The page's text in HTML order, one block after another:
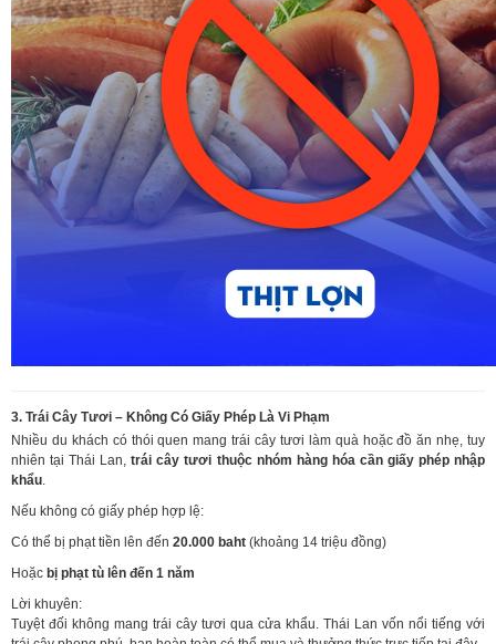
3. Trái Cây Tươi – Không Có Giấy Phép Là Vi Phạm
Nhiều du khách có thói quen mang trái cây tươi làm quà hoặc đồ ăn nhẹ, tuy
nhiên tại Thái Lan,trái cây tươi thuộc nhóm hàng hóa cần giấy phép nhập
khẩu.
Nếu không có giấy phép hợp lệ:
Có thể bị phạt tiền lên đến 20.000 baht (khoảng 14 triệu đồng)
Hoặc bị phạt tù lên đến 1 năm
Lời khuyên:
Tuyệt đối không mang trái cây tươi qua cửa khẩu. Thái Lan vốn nổi tiếng với